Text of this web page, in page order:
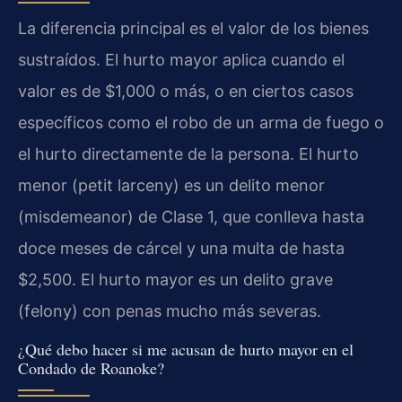
La diferencia principal es el valor de los bienes
sustraídos. El hurto mayor aplica cuando el
valor es de $1,000 o más, o en ciertos casos
específicos como el robo de un arma de fuego o
el hurto directamente de la persona. El hurto
menor (petit larceny) es un delito menor
(misdemeanor) de Clase 1, que conlleva hasta
doce meses de cárcel y una multa de hasta
$2,500. El hurto mayor es un delito grave
(felony) con penas mucho más severas.
¿Qué debo hacer si me acusan de hurto mayor en el
Condado de Roanoke?